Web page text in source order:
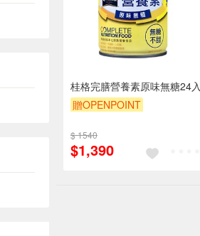
桂格完膳營養素原味無糖24入
贈OPENPOINT
$ 1540
$1,390